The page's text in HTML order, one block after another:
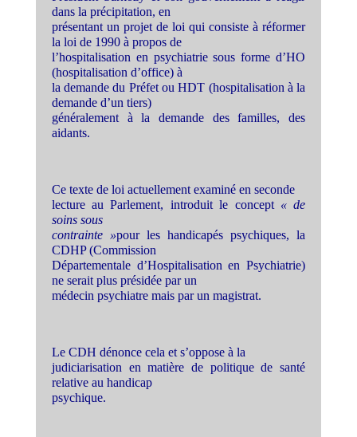
dans la précipitation, en
présentant un projet de loi qui consiste à réformer
la loi de 1990 à propos de
l’hospitalisation en psychiatrie sous forme d’HO
(hospitalisation d’office) à
la demande du Préfet ou HDT (hospitalisation à la
demande d’un tiers)
généralement à la demande des familles, des
aidants.
Ce texte de loi actuellement examiné en seconde
lecture au Parlement, introduit le concept « de
soins sous
contrainte »pour les handicapés psychiques, la
CDHP (Commission
Départementale d’Hospitalisation en Psychiatrie)
ne serait plus présidée par un
médecin psychiatre mais par un magistrat.
Le CDH dénonce cela et s’oppose à la
judiciarisation en matière de politique de santé
relative au handicap
psychique.